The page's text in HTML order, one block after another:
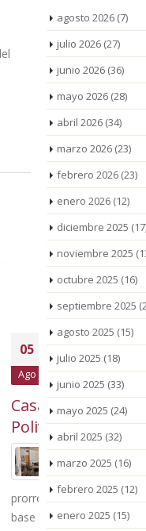
a
04
Ago
La Fira
del
143ª
por la gran
ciudadana
La
festivas, familiares
junto con los cerca
agosto 2026(7)
julio 2026(27)
junio 2026(36)
mayo 2026(28)
abril 2026(34)
marzo 2026(23)
febrero 2026(23)
enero 2026(12)
diciembre 2025
noviembre 2025
octubre 2025 (16)
septiembre 2025
agosto 2025 (15)
julio 2025 (18)
junio 2025 (33)
mayo 2025 (24)
abril 2025 (32)
marzo 2025 (16)
febrero 2025 (12)
enero 2025 (15)